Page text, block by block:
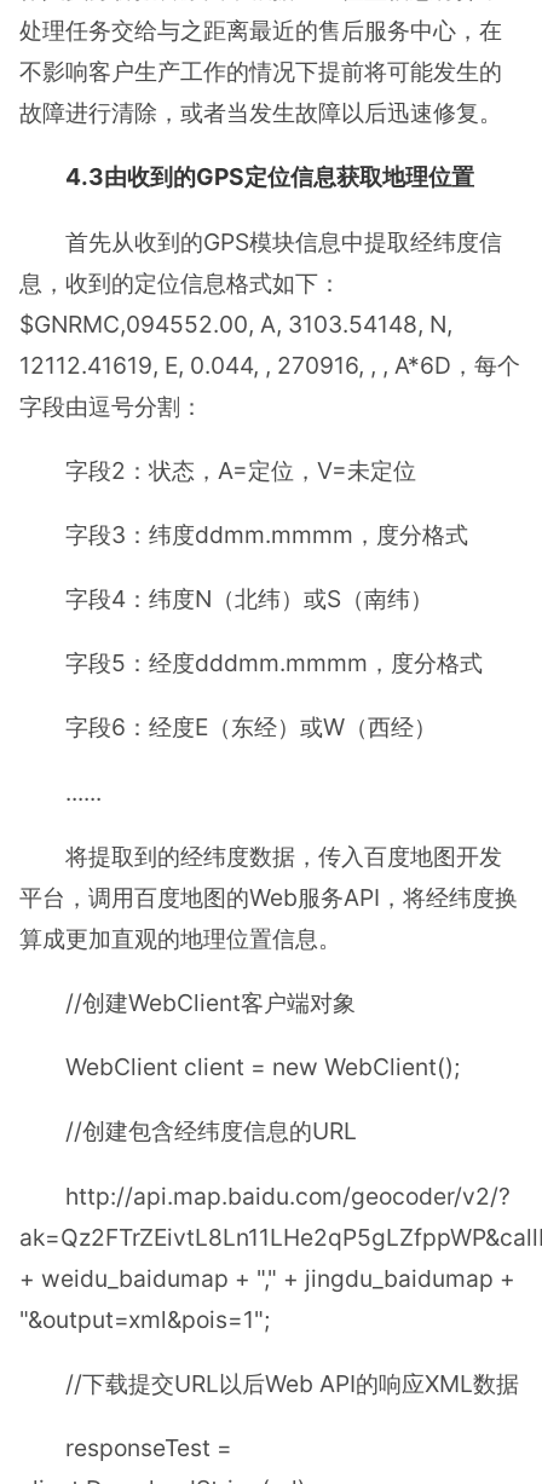
处理任务交给与之距离最近的售后服务中心，在
不影响客户生产工作的情况下提前将可能发生的
故障进行清除，或者当发生故障以后迅速修复。
4.3由收到的GPS定位信息获取地理位置
首先从收到的GPS模块信息中提取经纬度信
息，收到的定位信息格式如下：
$GNRMC,094552.00, A, 3103.54148, N,
12112.41619, E, 0.044, , 270916, , , A*6D，每个
字段由逗号分割：
字段2：状态，A=定位，V=未定位
字段3：纬度ddmm.mmmm，度分格式
字段4：纬度N（北纬）或S（南纬）
字段5：经度dddmm.mmmm，度分格式
字段6：经度E（东经）或W（西经）
......
将提取到的经纬度数据，传入百度地图开发
平台，调用百度地图的Web服务API，将经纬度换
算成更加直观的地理位置信息。
//创建WebClient客户端对象
WebClient client = new WebClient();
//创建包含经纬度信息的URL
http://api.map.baidu.com/geocoder/v2/?
+ weidu_baidumap + "," + jingdu_baidumap +
"&output=xml&pois=1";
//下载提交URL以后Web API的响应XML数据
responseTest =